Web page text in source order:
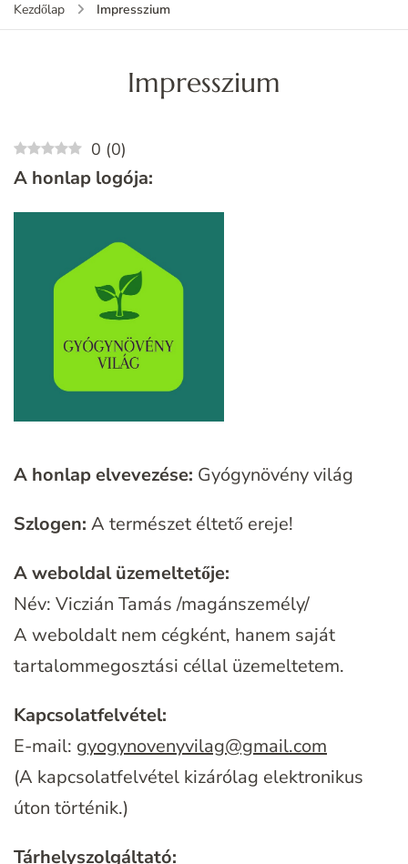
Kezdőlap Impresszium
Impresszium
0 (0)
A honlap logója:
A honlap elvevezése: Gyógynövény világ
Szlogen: A természet éltető ereje!
A weboldal üzemeltetője:
Név: Viczián Tamás /magánszemély/
A weboldalt nem cégként, hanem saját
tartalommegosztási céllal üzemeltetem.
Kapcsolatfelvétel:
E-mail: gyogynovenyvilag@gmail.com
(A kapcsolatfelvétel kizárólag elektronikus
úton történik.)
Tárhelyszolgáltató: